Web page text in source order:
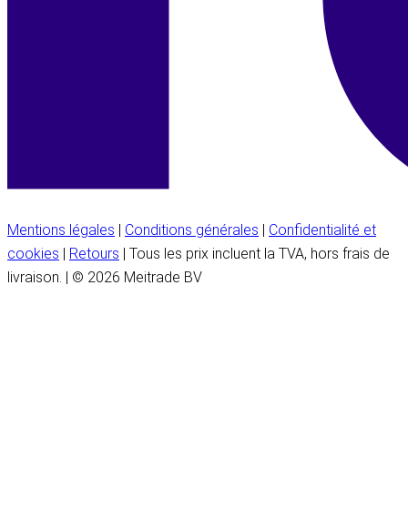
Mentions légales | Conditions générales | Confidentialité et
cookies | Retours | Tous les prix incluent la TVA, hors frais de
livraison. | © 2026 Meitrade BV